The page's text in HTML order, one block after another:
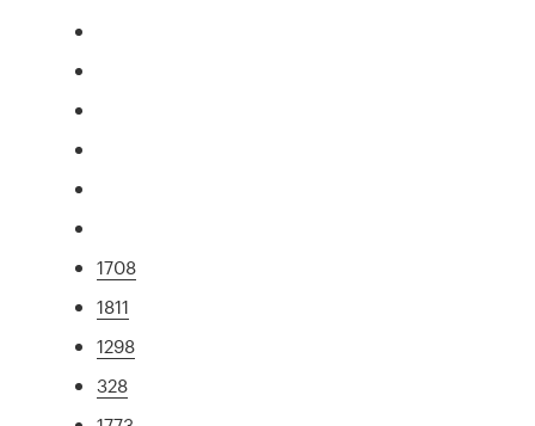
1708
1811
1298
328